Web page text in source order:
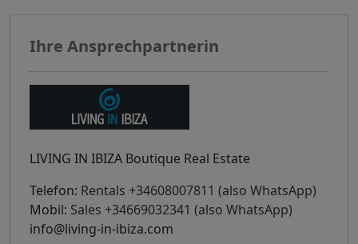
Ihre Ansprechpartnerin
LIVING IN IBIZA Boutique Real Estate
Telefon: Rentals +34608007811 (also WhatsApp)
Mobil: Sales +34669032341 (also WhatsApp)
info@living-in-ibiza.com